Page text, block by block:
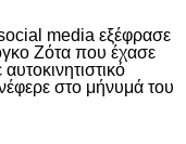
media εξέφρασε
Ζότα που έχασε
στο μήνυμά του